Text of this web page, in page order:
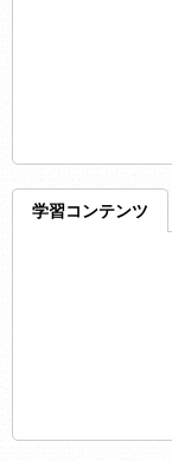
学習コンテンツ